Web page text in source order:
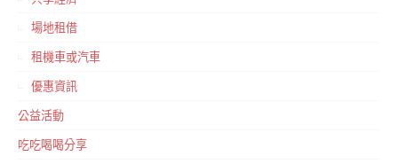
場地租借
租機車或汽車
優惠資訊
公益活動
吃吃喝喝分享